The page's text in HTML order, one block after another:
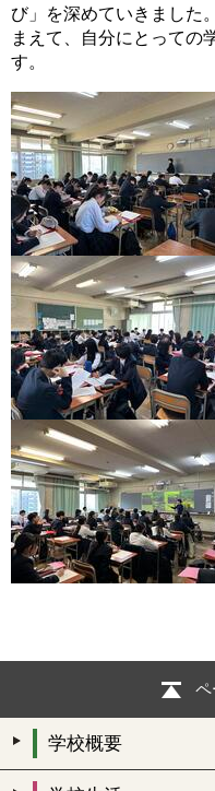
び」を深めていきました
まえて、自分にとっての
す。
ペ
学校概要